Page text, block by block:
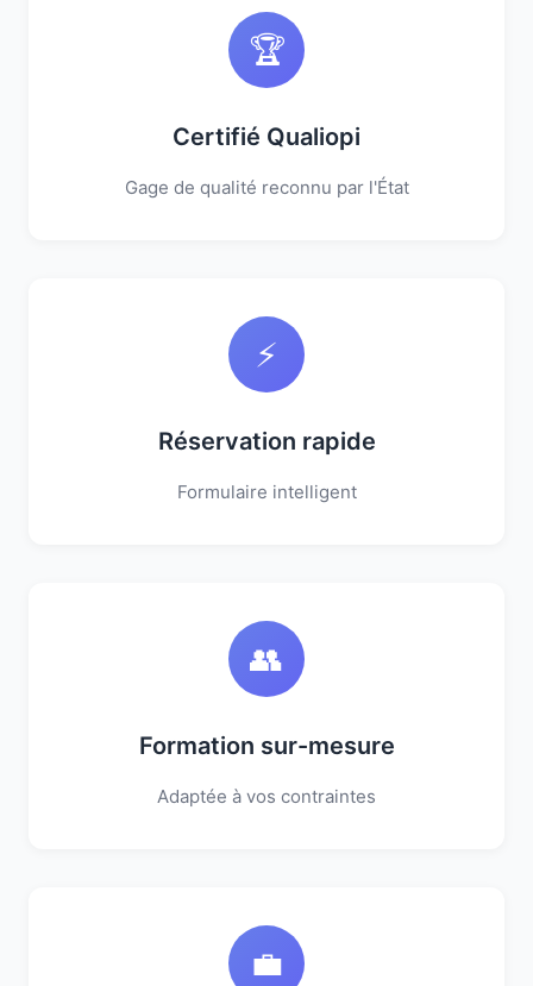
🏆
Certifié Qualiopi
Gage de qualité reconnu par l'État
⚡
Réservation rapide
Formulaire intelligent
👥
Formation sur-mesure
Adaptée à vos contraintes
💼